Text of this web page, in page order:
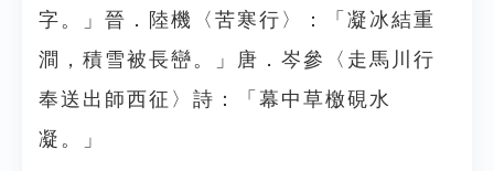
字。」晉．陸機〈苦寒行〉：「凝冰結重
澗，積雪被長巒。」唐．岑參〈走馬川行
奉送出師西征〉詩：「幕中草檄硯水
凝。」